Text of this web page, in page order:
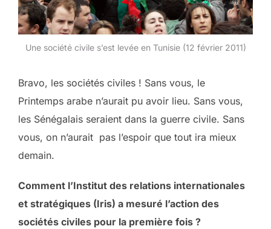
Une société civile s’est levée en Tunisie (12 février 2011)
Bravo, les sociétés civiles ! Sans vous, le
Printemps arabe n’aurait pu avoir lieu. Sans vous,
les Sénégalais seraient dans la guerre civile. Sans
vous, on n’aurait pas l’espoir que tout ira mieux
demain.
Comment l’Institut des relations internationales
et stratégiques (Iris) a mesuré l’action des
sociétés civiles pour la première fois ?